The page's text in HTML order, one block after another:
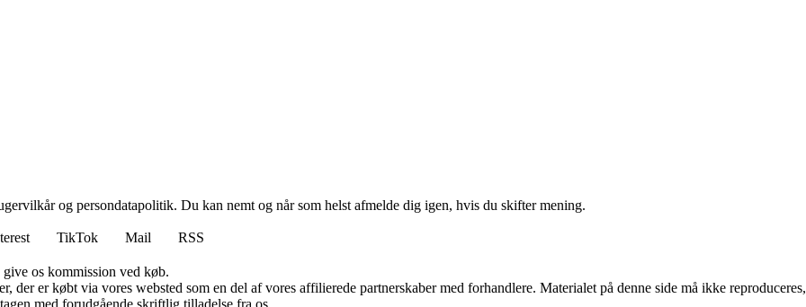
og persondatapolitik. Du kan nemt og når som helst afmelde dig igen, hvis du skifter mening.
TikTok Mail RSS
os kommission ved køb.
er købt via vores websted som en del af vores affilierede partnerskaber med forhandlere. Materialet på denne side må ikke reproduceres,
med forudgående skriftlig tilladelse fra os.